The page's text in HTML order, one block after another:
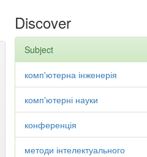
Discover
Subject
комп'ютерна інженерія
комп'ютерні науки
конференція
методи інтелектуального